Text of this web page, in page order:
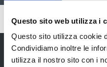
Questo sito web utilizza i
Questo sito utilizza cookie
Condividiamo inoltre le
utilizza il nostro sito con i
Pubblicato: 12 Marzo 2016